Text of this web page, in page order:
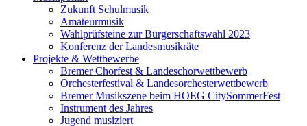
Zukunft Schulmusik
Amateurmusik
Wahlprüfsteine zur Bürgerschaftswahl 2023
Konferenz der Landesmusikräte
Projekte & Wettbewerbe
Bremer Chorfest & Landeschorwettbewerb
Orchesterfestival & Landesorchesterwettbewerb
Bremer Musikszene beim HOEG CitySommerFest
Instrument des Jahres
Jugend musiziert